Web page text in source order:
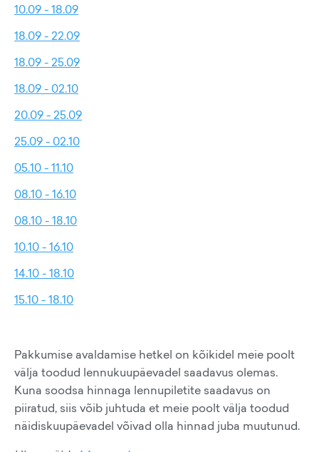
10.09 - 18.09
18.09 - 22.09
18.09 - 25.09
18.09 - 02.10
20.09 - 25.09
25.09 - 02.10
05.10 - 11.10
08.10 - 16.10
08.10 - 18.10
10.10 - 16.10
14.10 - 18.10
15.10 - 18.10
Pakkumise avaldamise hetkel on kõikidel meie poolt
välja toodud lennukuupäevadel saadavus olemas.
Kuna soodsa hinnaga lennupiletite saadavus on
piiratud, siis võib juhtuda et meie poolt välja toodud
näidiskuupäevadel võivad olla hinnad juba muutunud.